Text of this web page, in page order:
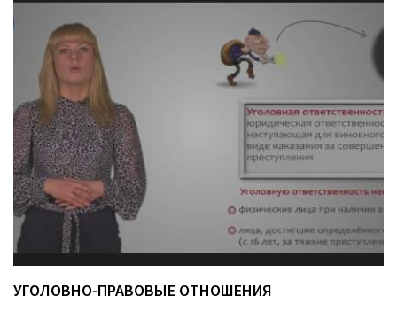
УГОЛОВНО-ПРАВОВЫЕ ОТНОШЕНИЯ